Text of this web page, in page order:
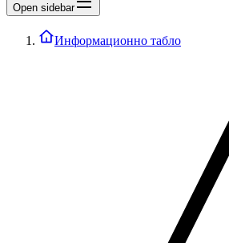
Open sidebar
Информационно табло